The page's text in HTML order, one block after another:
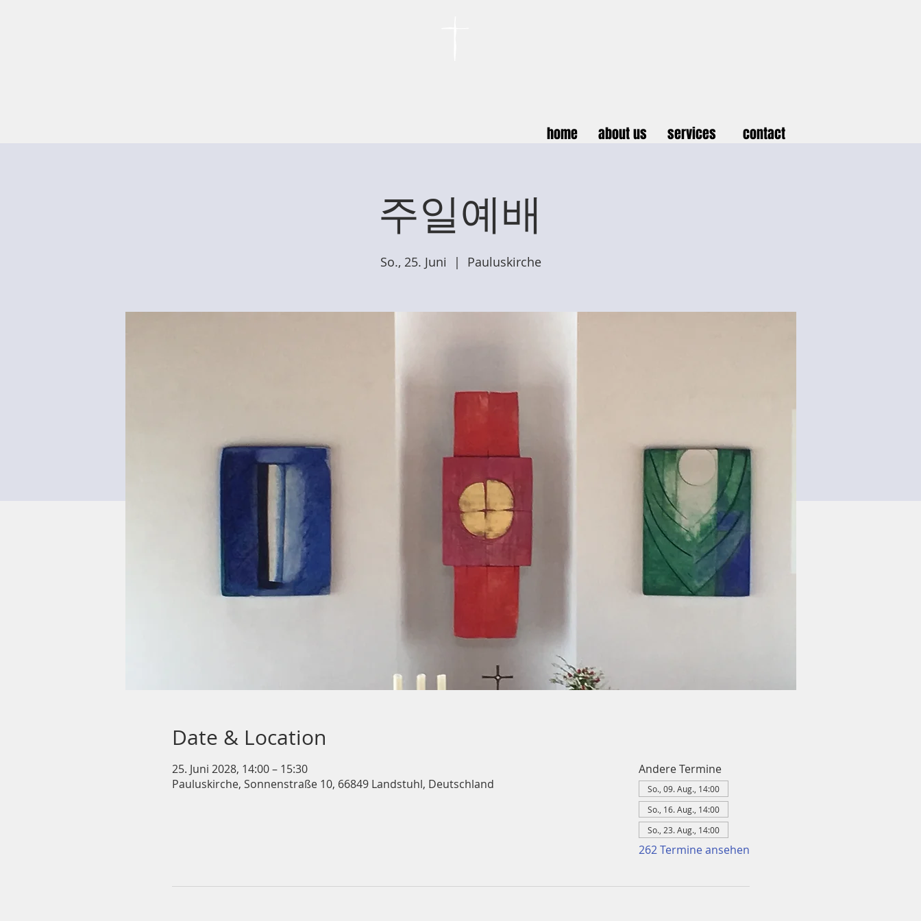
home about us services contact
주일예배
So., 25. Juni
  |
Pauluskirche
Date & Location
25. Juni 2028, 14:00 – 15:30
Pauluskirche, Sonnenstraße 10, 66849 Landstuhl, Deutschland
Andere Termine
So., 09. Aug., 14:00
So., 16. Aug., 14:00
So., 23. Aug., 14:00
262 Termine ansehen